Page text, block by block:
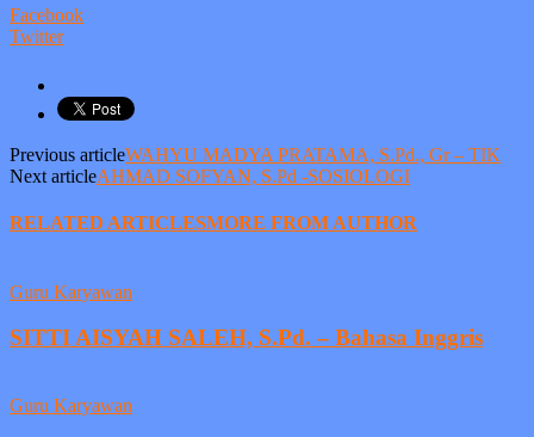
Facebook
Twitter
Previous articleWAHYU MADYA PRATAMA, S.Pd., Gr – TIK
Next articleAHMAD SOFYAN, S.Pd -SOSIOLOGI
RELATED ARTICLESMORE FROM AUTHOR
Guru Karyawan
SITTI AISYAH SALEH, S.Pd. – Bahasa Inggris
Guru Karyawan